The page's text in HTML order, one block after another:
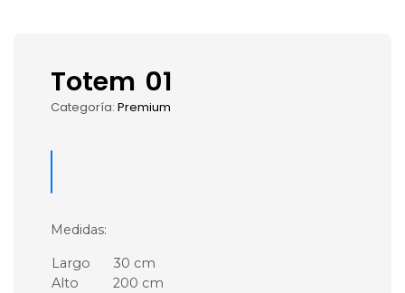
Totem 01
Categoría: Premium
Medidas:
Largo
30 cm
Alto
200 cm